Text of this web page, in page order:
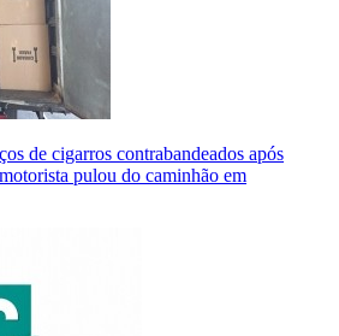
de cigarros contrabandeados após
pulou do caminhão em